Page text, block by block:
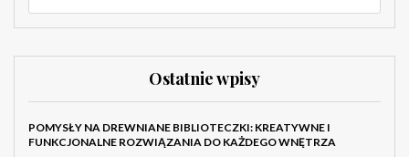
Ostatnie wpisy
POMYSŁY NA DREWNIANE BIBLIOTECZKI: KREATYWNE I
FUNKCJONALNE ROZWIĄZANIA DO KAŻDEGO WNĘTRZA